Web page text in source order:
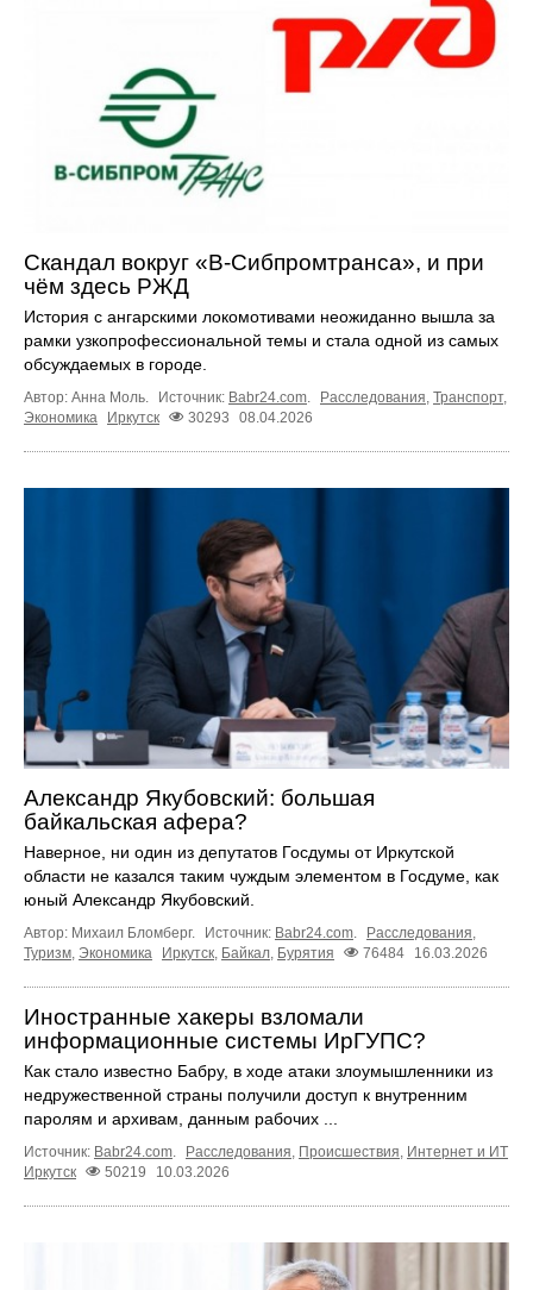
Скандал вокруг «В-Сибпромтранса», и при
чём здесь РЖД
История с ангарскими локомотивами неожиданно вышла за
рамки узкопрофессиональной темы и стала одной из самых
обсуждаемых в городе.
Автор: Анна Моль. Источник: Babr24.com Расследования Транспорт,
Экономика
Иркутск 30293 08.04.2026
Александр Якубовский: большая
байкальская афера?
Наверное, ни один из депутатов Госдумы от Иркутской
области не казался таким чуждым элементом в Госдуме, как
юный Александр Якубовский.
Автор: Михаил Бломберг. Источник: Babr24.com. Расследования,
Туризм, Экономика Иркутск, Байкал, Бурятия 76484 16.03.2026
Иностранные хакеры взломали
информационные системы ИрГУПС?
Как стало известно Бабру, в ходе атаки злоумышленники из
недружественной страны получили доступ к внутренним
паролям и архивам, данным рабочих ...
Источник: Babr24.com. Расследования, Происшествия, Интернет и ИТ
Иркутск
50219 10.03.2026